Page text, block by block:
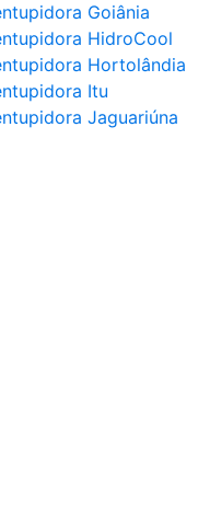
Goiânia
HidroCool
Hortolândia
Itu
Jaguariúna